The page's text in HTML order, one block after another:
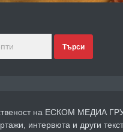
Търси
на ЕСКОМ МЕДИА
интервюта и други